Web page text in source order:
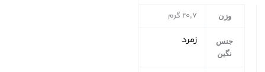
وزن 20,7 گرم
جنس
نگین
زمرد